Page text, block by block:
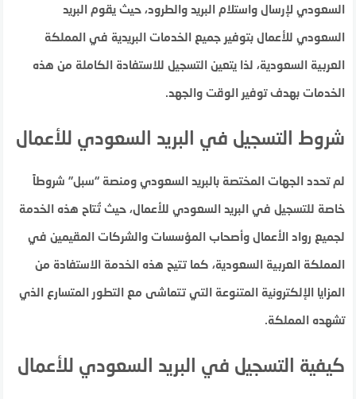
السعودي لإرسال واستلام البريد والطرود، حيث يقوم البريد
السعودي للأعمال بتوفير جميع الخدمات البريدية في المملكة
العربية السعودية، لذا يتعين التسجيل للاستفادة الكاملة من هذه
الخدمات بهدف توفير الوقت والجهد.
شروط التسجيل في البريد السعودي للأعمال
لم تحدد الجهات المختصة بالبريد السعودي ومنصة “سبل” شروطاً
خاصة للتسجيل في البريد السعودي للأعمال، حيث تُتاح هذه الخدمة
لجميع رواد الأعمال وأصحاب المؤسسات والشركات المقيمين في
المملكة العربية السعودية، كما تتيح هذه الخدمة الاستفادة من
المزايا الإلكترونية المتنوعة التي تتماشى مع التطور المتسارع الذي
تشهده المملكة.
كيفية التسجيل في البريد السعودي للأعمال